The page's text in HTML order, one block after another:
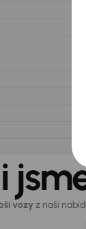
vozy z naší